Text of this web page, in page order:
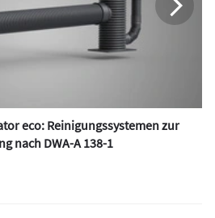
eco: Reinigungssystemen zur
nach DWA-A 138-1